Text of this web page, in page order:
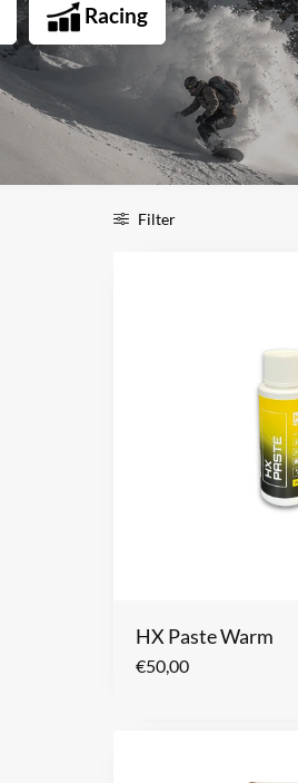
Racing
Filter
HX Paste Warm
€50,00